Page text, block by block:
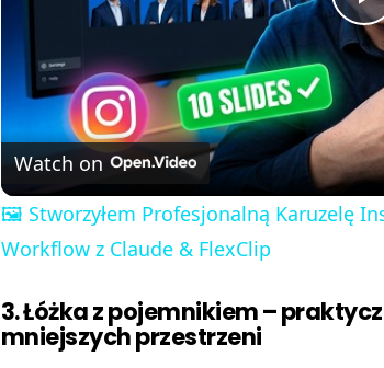
P
l
y
Watch on
🖼️ Stworzyłem Profesjonalną Karuzelę
Workflow z Claude & FlexClip
3. Łóżka z pojemnikiem –
mniejszych przestrzeni